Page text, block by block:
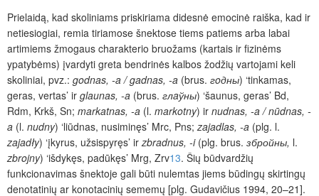
Prielaidą, kad skoliniams priskiriama didesnė emocinė raiška, kad ir
netiesiogiai, remia tiriamose šnektose tiems patiems arba labai
artimiems žmogaus charakterio bruožams (kartais ir fizinėms
ypatybėms) įvardyti greta bendrinės kalbos žodžių vartojami keli
skoliniai, pvz.: godnas, -a / gadnas, -a (brus. гoдны) ‘tinkamas,
geras, vertas’ ir glaunas, -a (brus. глaўны) ‘šaunus, geras’ Bd,
Rdm, Krkš, Sn; markatnas, -a (l. markotny) ir nudnas, -a / nūdnas, -
a (l. nudny) ‘liūdnas, nusiminęs’ Mrc, Pns;zajadlas, -a (plg. l.
zajadły) ‘įkyrus, užsispyręs’ irzbradnus, -i (plg. brus. збройны, l.
zbrojny) ‘išdykęs, padūkęs’ Mrg, Zrv13. Šių būdvardžių
funkcionavimas šnektoje gali būti nulemtas jiems būdingų skirtingų
denotatinių ar konotacinių sememų [plg. Gudavičius 1994, 20–21].